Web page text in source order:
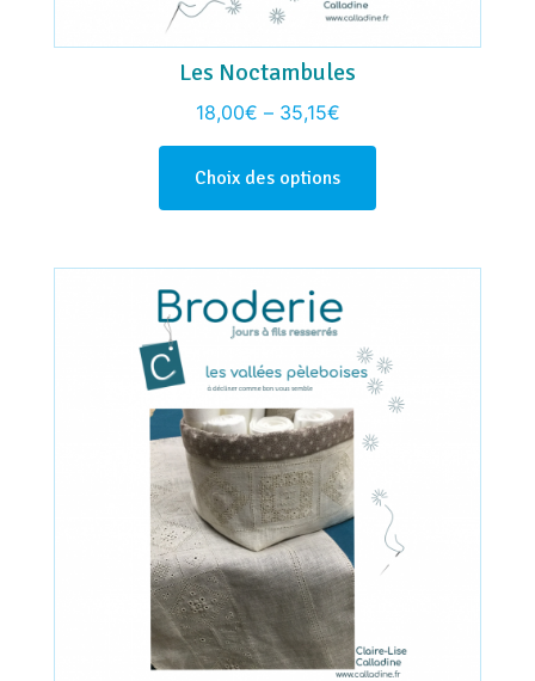
Les Noctambules
18,00€ – 35,15€
Choix des options